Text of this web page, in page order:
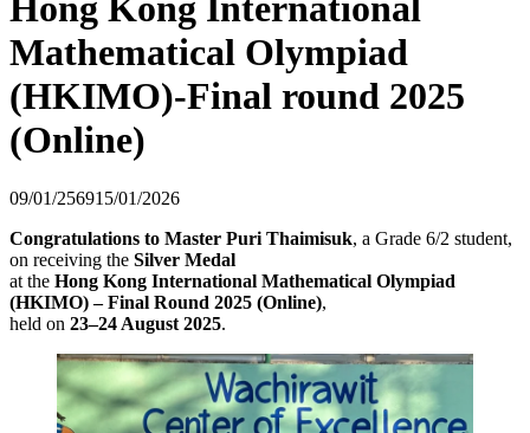
Hong Kong International
Mathematical Olympiad
(HKIMO)-Final round 2025
(Online)
09/01/256915/01/2026
Congratulations to Master Puri Thaimisuk, a Grade 6/2 student,
on receiving the Silver Medal
at the Hong Kong International Mathematical Olympiad
(HKIMO) – Final Round 2025 (Online),
held on 23–24 August 2025.